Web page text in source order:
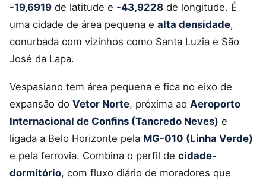
-19,6919 de latitude e -43,9228 de longitude. É
uma cidade de área pequena e alta densidade,
conurbada com vizinhos como Santa Luzia e São
José da Lapa.
Vespasiano tem área pequena e fica no eixo de
expansão do Vetor Norte, próxima ao Aeroporto
Internacional de Confins (Tancredo Neves) e
ligada a Belo Horizonte pela MG-010 (Linha Verde)
e pela ferrovia. Combina o perfil de cidade-
dormitório, com fluxo diário de moradores que